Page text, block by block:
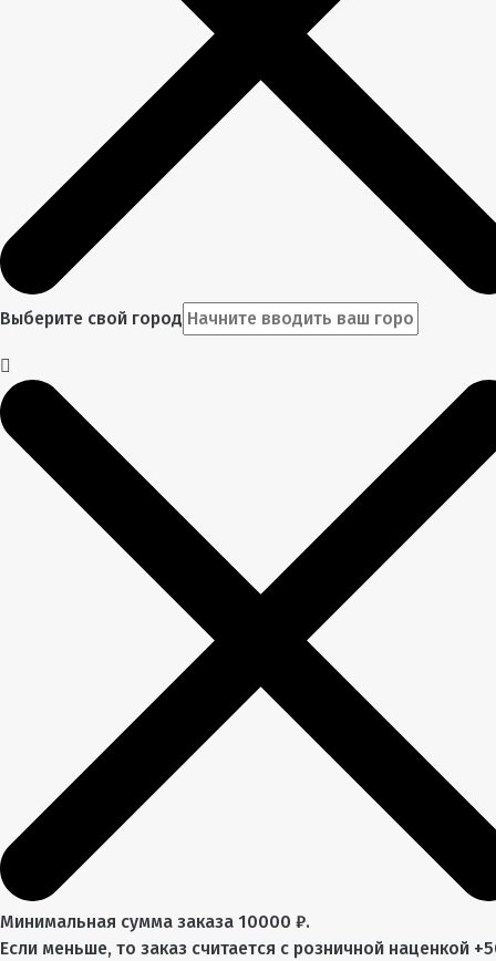
Выберите свой город
Минимальная сумма заказа 10000 ₽.
Если меньше, то заказ считается с розничной наценкой